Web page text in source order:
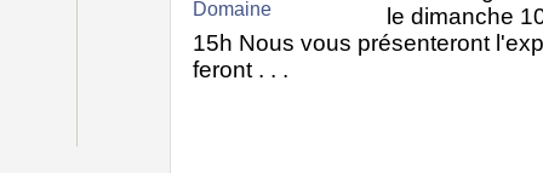
le dimanche
15h Nous vous présenteront
feront . . .